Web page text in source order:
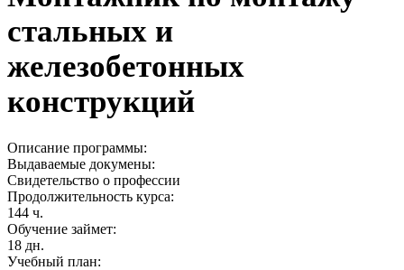
стальных и
железобетонных
конструкций
Описание программы:
Выдаваемые докумены:
Свидетельство о профессии
Продолжительность курса:
144 ч.
Обучение займет:
18 дн.
Учебный план: